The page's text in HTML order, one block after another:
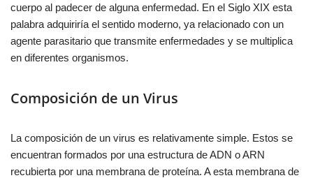
cuerpo al padecer de alguna enfermedad. En el Siglo XIX esta
palabra adquiriría el sentido moderno, ya relacionado con un
agente parasitario que transmite enfermedades y se multiplica
en diferentes organismos.
Composición de un Virus
La composición de un virus es relativamente simple. Estos se
encuentran formados por una estructura de ADN o ARN
recubierta por una membrana de proteína. A esta membrana de